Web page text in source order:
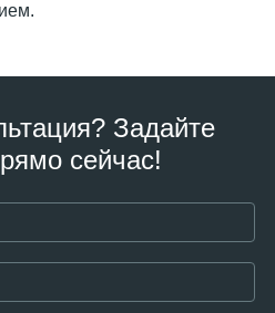
Задайте
сейчас!